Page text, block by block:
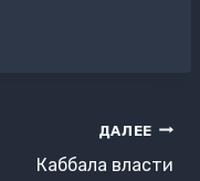
ДАЛЕЕ
Каббала власти